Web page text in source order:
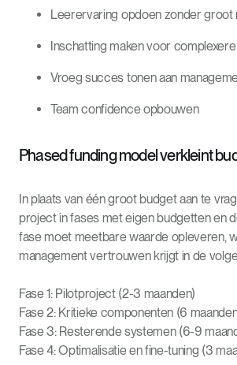
Leerervaring opdoen zonder groot
Inschatting maken voor
Vroeg succes tonen aan
Team confidence opbouwen
Phased funding model verkleint
In plaats van één groot budget aan te
project in fases met eigen budgetten en
fase moet meetbare waarde opleveren,
management vertrouwen krijgt in de
Fase 1: Pilotproject (2-3 maanden)
Fase 2: Kritieke componenten (6
Fase 3: Resterende systemen (6-9
Fase 4: Optimalisatie en fine-tuning (3